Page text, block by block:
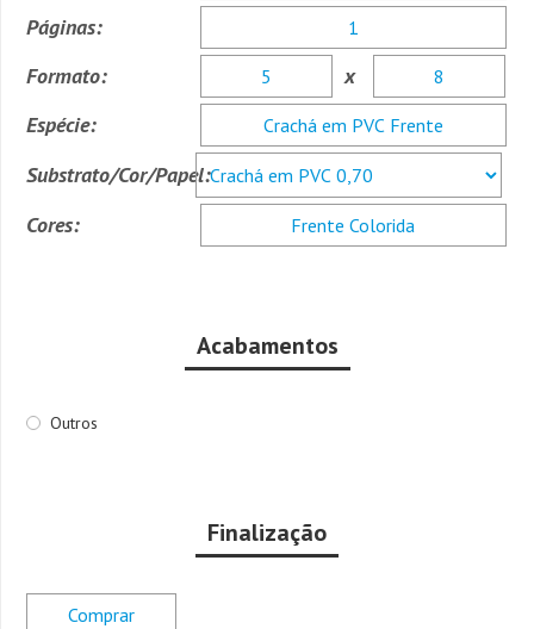
Páginas:
Formato:
x
Espécie:
Substrato/Cor/Papel:
Cores:
Acabamentos
Outros
Finalização
Comprar